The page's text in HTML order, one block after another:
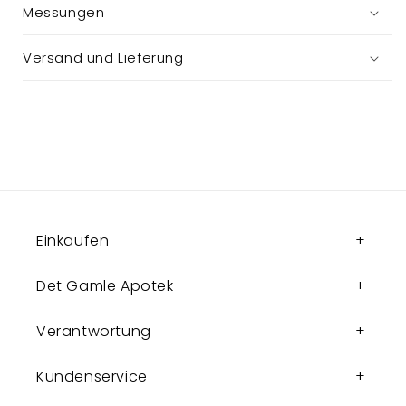
Messungen
Versand und Lieferung
Einkaufen
Det Gamle Apotek
Verantwortung
Kundenservice